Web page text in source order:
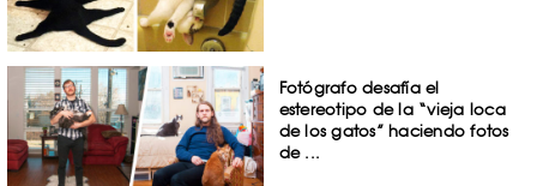
Fotógrafo desafía el
estereotipo de la “vieja loca
de los gatos” haciendo fotos
de ...